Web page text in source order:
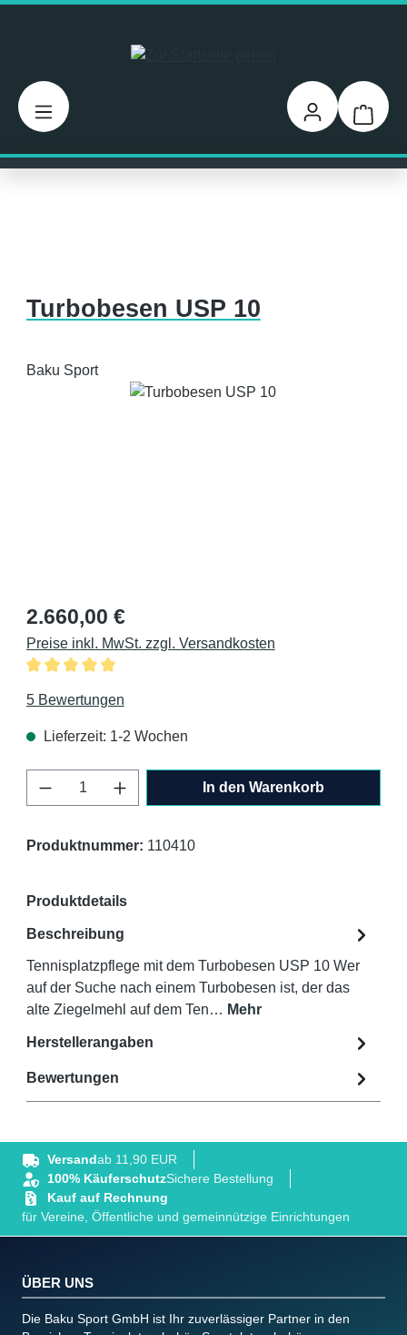
Turbobesen USP 10
Baku Sport
Bildergalerie überspringen
Regulärer Preis:
2.660,00 €
Preise inkl. MwSt. zzgl. Versandkosten
Durchschnittliche Bewertung von 5 von 5 Sternen
5 Bewertungen
Lieferzeit: 1-2 Wochen
Produkt Anzahl: Gib den gewünschten
In den Warenkorb
Produktnummer: 110410
Produktdetails
Beschreibung
Tennisplatzpflege mit dem Turbobesen USP 10 Wer
auf der Suche nach einem Turbobesen ist, der das
alte Ziegelmehl auf dem Ten… Mehr
Herstellerangaben
Bewertungen
Versandab 11,90 EUR
100% KäuferschutzSichere Bestellung
Kauf auf Rechnung
für Vereine, Öffentliche und gemeinnützige Einrichtungen
ÜBER UNS
Die Baku Sport GmbH ist Ihr zuverlässiger Partner in den